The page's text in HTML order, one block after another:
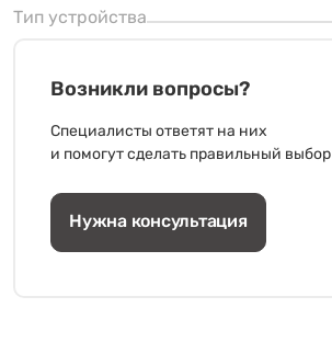
Тип устройства
Возникли вопросы?
Специалисты ответят на них
и помогут сделать правильный выбор
Нужна консультация